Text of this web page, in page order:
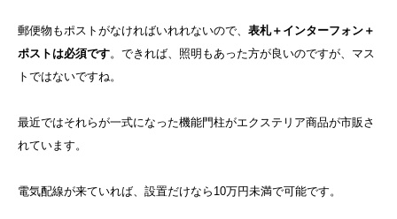
郵便物もポストがなければいれれないので、 表札＋インターフォン＋
ポストは必須です。できれば、照明もあった方が良いのですが、マス
トではないですね。
最近ではそれらが一式になった機能門柱がエクステリア商品が市販さ
れています。
電気配線が来ていれば、設置だけなら10万円未満で可能です。